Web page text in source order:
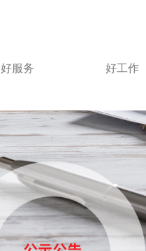
好服务 好工作